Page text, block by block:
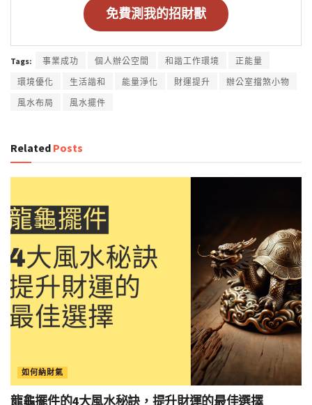
免費測我的招財獸
Tags: 事業成功 個人辦公空間 和諧工作環境
正能量
環境優化
生活諧和 能量淨化 財運提升
辦公室擋煞小物
風水布局
風水擺件
Related Posts
如何納財氣
龍龜擺件的4大風水秘訣，提升財運的最佳選擇